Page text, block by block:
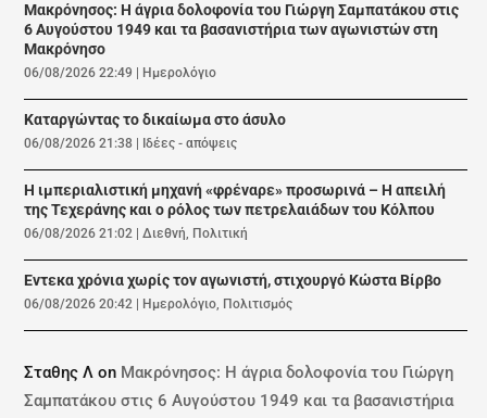
Μακρόνησος: Η άγρια δολοφονία του Γιώργη Σαμπατάκου στις
6 Αυγούστου 1949 και τα βασανιστήρια των αγωνιστών στη
Μακρόνησο
06/08/2026 22:49 Ημερολόγιο
Καταργώντας το δικαίωμα στο άσυλο
06/08/2026 21:38 Ιδέες - απόψεις
Η ιμπεριαλιστική μηχανή «φρέναρε» προσωρινά – Η απειλή
της Τεχεράνης και ο ρόλος των πετρελαιάδων του Κόλπου
06/08/2026 21:02 |Διεθνή, Πολιτική
Εντεκα χρόνια χωρίς τον αγωνιστή, στιχουργό Κώστα Βίρβο
06/08/2026 20:42 Ημερολόγιο, Πολιτισμός
Σταθης Λ on Μακρόνησος: Η άγρια δολοφονία του Γιώργη
Σαμπατάκου στις 6 Αυγούστου 1949 και τα βασανιστήρια